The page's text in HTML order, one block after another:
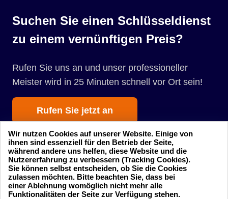
Suchen Sie einen Schlüsseldienst
zu einem vernünftigen Preis?
Rufen Sie uns an und unser professioneller
Meister wird in 25 Minuten schnell vor Ort sein!
Rufen Sie jetzt an
Startseite Einsatzgebiete
24 Stunden am Tag
Wir nutzen Cookies auf unserer Website. Einige von
ihnen sind essenziell für den Betrieb der Seite,
während andere uns helfen, diese Website und die
Nutzererfahrung zu verbessern (Tracking Cookies).
Sie können selbst entscheiden, ob Sie die Cookies
zulassen möchten. Bitte beachten Sie, dass bei
einer Ablehnung womöglich nicht mehr alle
Funktionalitäten der Seite zur Verfügung stehen.